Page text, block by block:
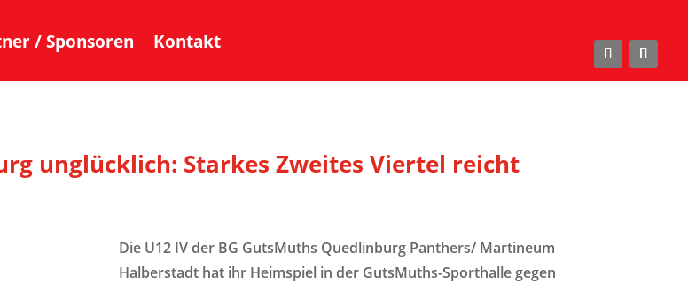
/ Sponsoren Kontakt
unglücklich: Starkes Zweites Viertel reicht
Die U12 IV der BG GutsMuths Quedlinburg Panthers/ Martineum
Halberstadt hat ihr Heimspiel in der GutsMuths-Sporthalle gegen